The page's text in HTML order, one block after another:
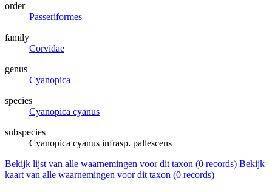
order
Passeriformes
family
Corvidae
genus
Cyanopica
species
Cyanopica cyanus
subspecies
Cyanopica cyanus infrasp. pallescens
Bekijk lijst van alle waarnemingen voor dit taxon (0 records) Bekijk
kaart van alle waarnemingen voor dit taxon (0 records)